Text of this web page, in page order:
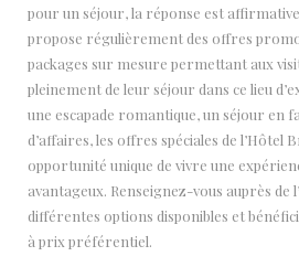
pour un séjour, la réponse est
propose régulièrement des offres
packages sur mesure permettant aux
pleinement de leur séjour dans ce lieu
une escapade romantique, un séjour en
d’affaires, les offres spéciales de
opportunité unique de vivre une
avantageux. Renseignez-vous auprès de
différentes options disponibles et
à prix préférentiel.